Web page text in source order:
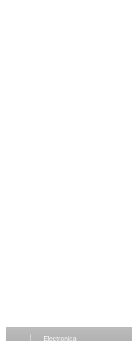
Electronica